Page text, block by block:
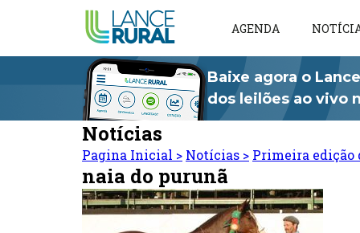
AGENDA
Baixe agora o
dos leilões ao vivo
Notícias
Pagina Inicial > Notícias > Primeira edição
naia do purunã